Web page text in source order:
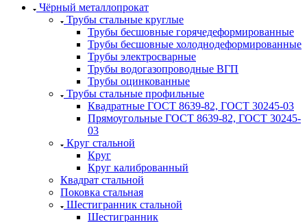
Чёрный металлопрокат
Трубы стальные круглые
Трубы бесшовные горячедеформированные
Трубы бесшовные холоднодеформированные
Трубы электросварные
Трубы водогазопроводные ВГП
Трубы оцинкованные
Трубы стальные профильные
Квадратные ГОСТ 8639-82, ГОСТ 30245-03
Прямоугольные ГОСТ 8639-82, ГОСТ 30245-
03
Круг стальной
Круг
Круг калиброванный
Квадрат стальной
Поковка стальная
Шестигранник стальной
Шестигранник